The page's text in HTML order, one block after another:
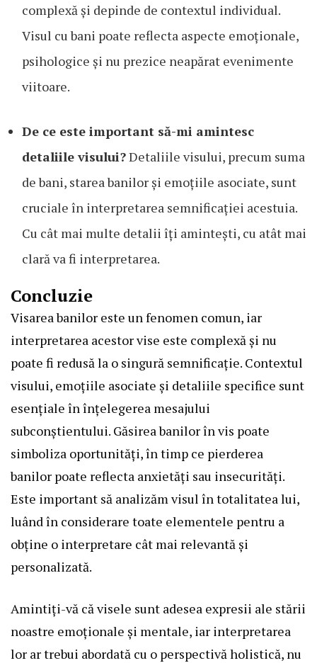
complexă și depinde de contextul individual.
Visul cu bani poate reflecta aspecte emoționale,
psihologice și nu prezice neapărat evenimente
viitoare.
De ce este important să-mi amintesc
detaliile visului?Detaliile visului, precum suma
de bani, starea banilor și emoțiile asociate, sunt
cruciale în interpretarea semnificației acestuia.
Cu cât mai multe detalii îți amintești, cu atât mai
clară va fi interpretarea.
Concluzie
Visarea banilor este un fenomen comun, iar
interpretarea acestor vise este complexă și nu
poate fi redusă la o singură semnificație. Contextul
visului, emoțiile asociate și detaliile specifice sunt
esențiale în înțelegerea mesajului
subconștientului. Găsirea banilor în vis poate
simboliza oportunități, în timp ce pierderea
banilor poate reflecta anxietăți sau insecurități.
Este important să analizăm visul în totalitatea lui,
luând în considerare toate elementele pentru a
obține o interpretare cât mai relevantă și
personalizată.
Amintiți-vă că visele sunt adesea expresii ale stării
noastre emoționale și mentale, iar interpretarea
lor ar trebui abordată cu o perspectivă holistică, nu